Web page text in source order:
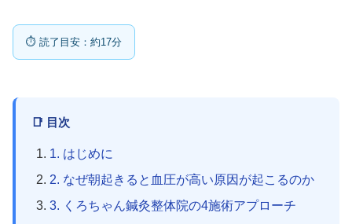
⏱ 読了目安：約17分
📑 目次
1. はじめに
2. なぜ朝起きると血圧が高い原因が起こるのか
3. くろちゃん鍼灸整体院の4施術アプローチ